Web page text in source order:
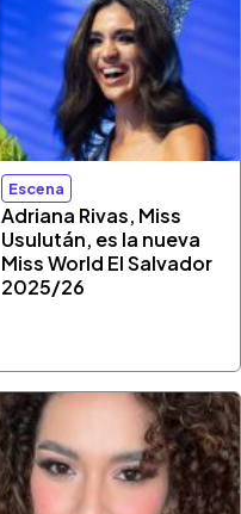
Escena
Adriana Rivas, Miss
Usulután, es la nueva
Miss World El Salvador
2025/26